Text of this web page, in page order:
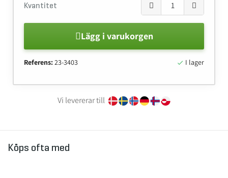
Kvantitet
Lägg i varukorgen
Referens:23-3403  I lager
Vi levererar till
Köps ofta med